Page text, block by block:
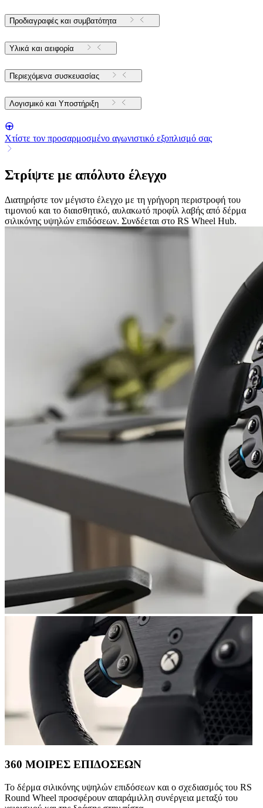
Προδιαγραφές και συμβατότητα
Υλικά και αειφορία
Περιεχόμενα συσκευασίας
Λογισμικό και Υποστήριξη
Χτίστε τον προσαρμοσμένο αγωνιστικό εξοπλισμό σας
Στρίψτε με απόλυτο έλεγχο
Διατηρήστε τον μέγιστο έλεγχο με τη γρήγορη περιστροφή του
τιμονιού και το διαισθητικό, αυλακωτό προφίλ λαβής από δέρμα
σιλικόνης υψηλών επιδόσεων. Συνδέεται στο RS Wheel Hub.
360 ΜΟΙΡΕΣ ΕΠΙΔΟΣΕΩΝ
Το δέρμα σιλικόνης υψηλών επιδόσεων και ο σχεδιασμός του RS
Round Wheel προσφέρουν απαράμιλλη συνέργεια μεταξύ του